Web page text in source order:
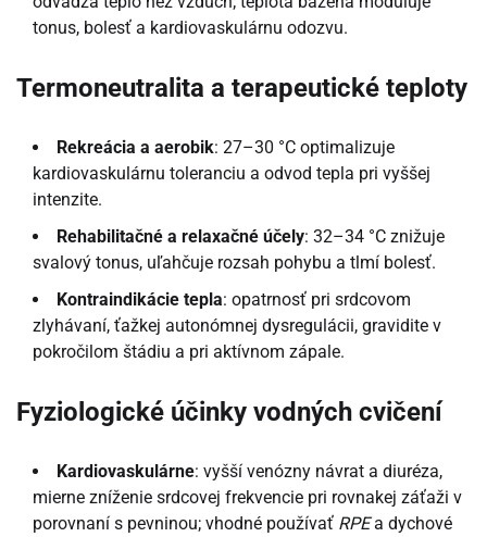
tonus, bolesť a kardiovaskulárnu odozvu.
Termoneutralita a terapeutické teploty
Rekreácia a aerobik: 27–30 °C optimalizuje
kardiovaskulárnu toleranciu a odvod tepla pri vyššej
intenzite.
Rehabilitačné a relaxačné účely: 32–34 °C znižuje
svalový tonus, uľahčuje rozsah pohybu a tlmí bolesť.
Kontraindikácie tepla: opatrnosť pri srdcovom
zlyhávaní, ťažkej autonómnej dysregulácii, gravidite v
pokročilom štádiu a pri aktívnom zápale.
Fyziologické účinky vodných cvičení
Kardiovaskulárne: vyšší venózny návrat a diuréza,
mierne zníženie srdcovej frekvencie pri rovnakej záťaži v
porovnaní s pevninou; vhodné používať RPEa dychové